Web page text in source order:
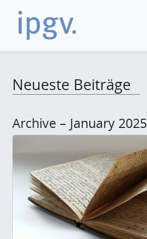
Neueste Beiträge
Archive – January 2025